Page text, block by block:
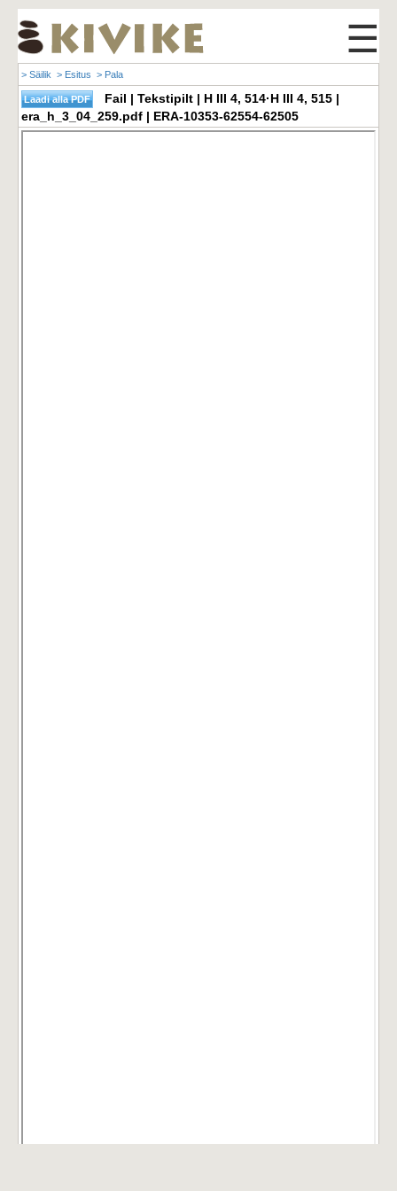
☰
> Säilik > Esitus > Pala
Fail | Tekstipilt | H III 4, 514·H III 4, 515 |
era_h_3_04_259.pdf | ERA-10353-62554-62505